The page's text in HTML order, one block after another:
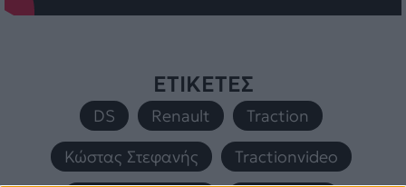
ΕΤΙΚΕΤΕΣ
DS , Renault , Traction
,
Κώστας Στεφανής
, Tractionvideo
,